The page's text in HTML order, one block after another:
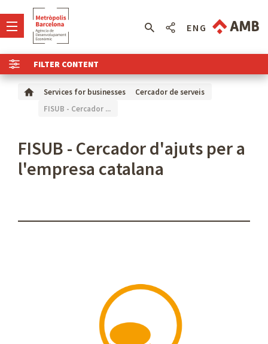
FILTER CONTENT
ENG
Services for businesses
Cercador de serveis
FISUB - Cercador ...
FISUB - Cercador d'ajuts per a
l'empresa catalana